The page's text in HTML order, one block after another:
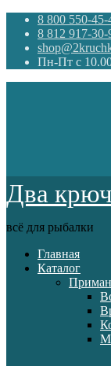
8 800 550-45-
8 812 917-30-
Пн-Пт с
Два
всё для рыбалки
Главная
Каталог